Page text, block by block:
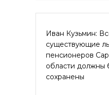
Иван Кузьмин:
существующие
пенсионеров
области должны
сохранены